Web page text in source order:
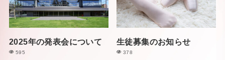
2025年の発表会について
595
生徒募集のお知らせ
378